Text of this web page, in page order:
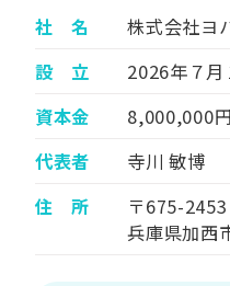
社 名
株式会社ヨ
設 立
2026年７月
資本金
8,000,000円
代表者
寺川 敏博
住 所
〒675-2453
兵庫県加西